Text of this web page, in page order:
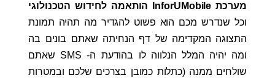
מערכת InforUMobile הותאמה לחידוש
הטכנולוגי
וכל שנדרש מכם הוא פשוט להגדיר מה תהיה תמונת
התצוגה המקדימה של דף הנחיתה שאתם בונים בה
ומה יהיה המלל הנלווה לו בהודעת ה- SMS שאתם
שולחים ממנה (כתלות כמובן בצרכים שלכם ובמטרות